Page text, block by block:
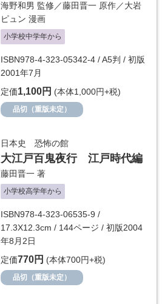
海野和男 監修／藤田晋一 原作／大岩
ピュン 漫画
小学校中学年から
ISBN978-4-323-05342-4 / A5判 / 初版
2001年7月
定価1,100円 (本体1,000円+税)
品切（重版未定）
日本史 恐怖の館
大江戸百鬼夜行 江戸時代編
藤田晋一 著
小学校高学年から
ISBN978-4-323-06535-9 /
17.3X12.3cm / 144ページ / 初版2004
年8月2日
定価770円 (本体700円+税)
品切（重版未定）